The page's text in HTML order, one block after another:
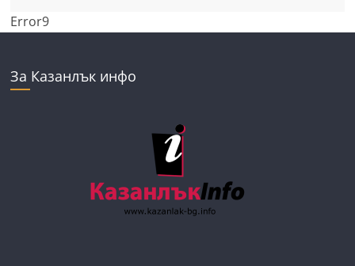
Error9
За Казанлък инфо